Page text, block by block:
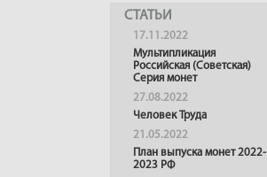
СТАТЬИ
17.11.2022
Мультипликация
Российская (Советская)
Серия монет
27.08.2022
Человек Труда
21.05.2022
План выпуска монет 2022-
2023 РФ